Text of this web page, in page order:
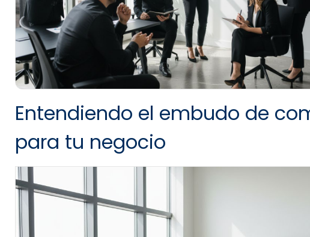
Entendiendo el embudo de
para tu negocio